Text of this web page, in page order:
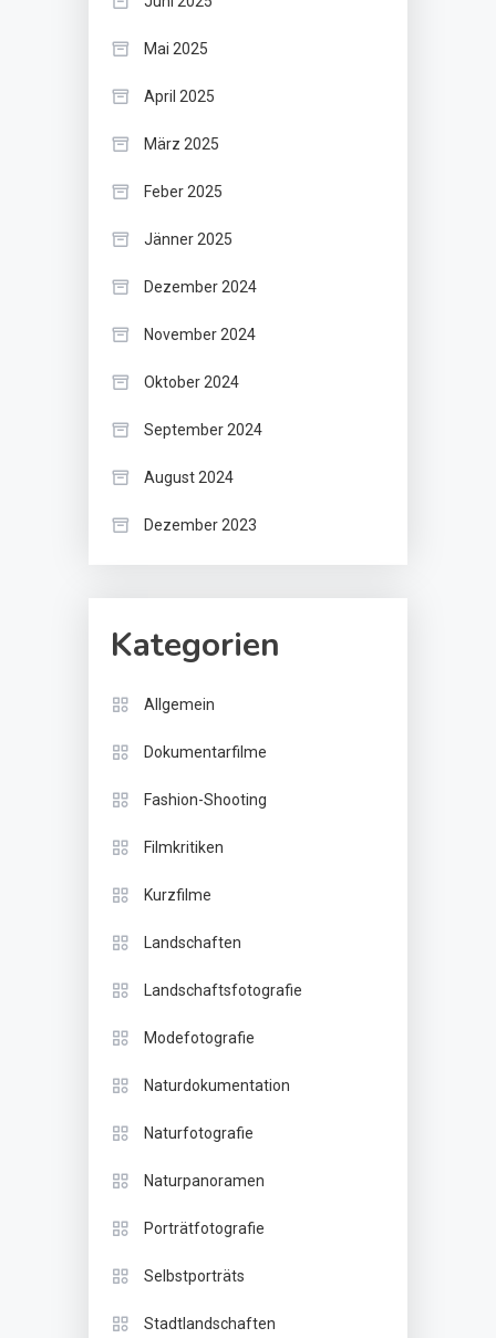
Mai 2025
April 2025
März 2025
Feber 2025
Jänner 2025
Dezember 2024
November 2024
Oktober 2024
September 2024
August 2024
Dezember 2023
Kategorien
Allgemein
Dokumentarfilme
Fashion-Shooting
Filmkritiken
Kurzfilme
Landschaften
Landschaftsfotografie
Modefotografie
Naturdokumentation
Naturfotografie
Naturpanoramen
Porträtfotografie
Selbstporträts
Stadtlandschaften